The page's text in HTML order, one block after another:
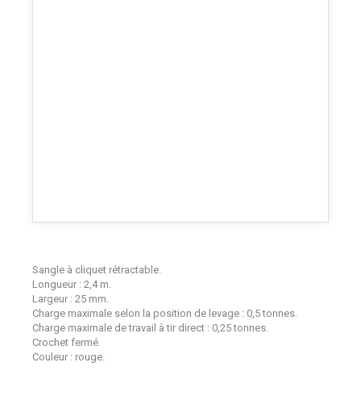
Sangle à cliquet rétractable.
Longueur : 2,4 m.
Largeur : 25 mm.
Charge maximale selon la position de levage : 0,5 tonnes.
Charge maximale de travail à tir direct : 0,25 tonnes.
Crochet fermé.
Couleur : rouge.